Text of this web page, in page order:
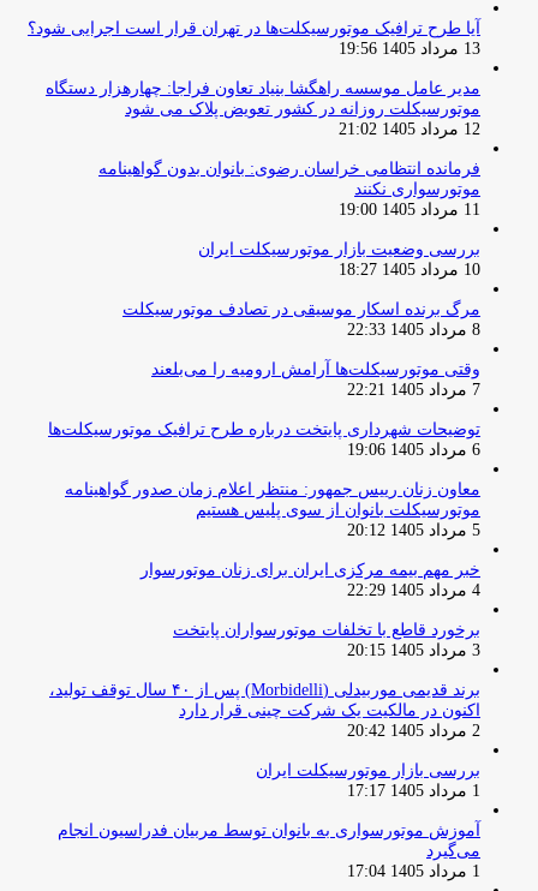
آیا طرح ترافیک موتورسیکلت‌ها در تهران قرار است اجرایی شود؟
13 مرداد 1405 19:56
مدیر عامل موسسه راهگشا بنیاد تعاون فراجا: چهارهزار دستگاه
موتورسیکلت روزانه در کشور تعویض پلاک می شود
12 مرداد 1405 21:02
فرمانده انتظامی خراسان رضوی: بانوان بدون گواهینامه
موتورسواری نکنند
11 مرداد 1405 19:00
بررسی وضعیت بازار موتورسیکلت ایران
10 مرداد 1405 18:27
مرگ برنده اسکار موسیقی در تصادف موتورسیکلت
8 مرداد 1405 22:33
وقتی موتورسیکلت‌ها آرامش ارومیه را می‌بلعند
7 مرداد 1405 22:21
توضیحات شهرداری پایتخت درباره طرح ترافیک موتورسیکلت‌ها
6 مرداد 1405 19:06
معاون زنان رییس جمهور: منتظر اعلام زمان صدور گواهینامه
موتورسیکلت بانوان از سوی پلیس هستیم
5 مرداد 1405 20:12
خبر مهم بیمه مرکزی ایران برای زنان موتورسوار
4 مرداد 1405 22:29
برخورد قاطع با تخلفات موتورسواران پایتخت
3 مرداد 1405 20:15
برند قدیمی موربیدلی (Morbidelli) پس از ۴۰ سال توقف تولید،
اکنون در مالکیت یک شرکت چینی قرار دارد
2 مرداد 1405 20:42
بررسی بازار موتورسیکلت ایران
1 مرداد 1405 17:17
آموزش موتورسواری به بانوان توسط مربیان فدراسیون انجام
می‌گیرد
1 مرداد 1405 17:04